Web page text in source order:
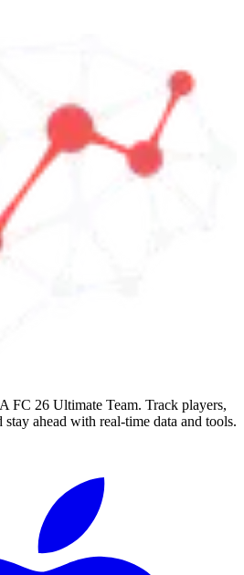
FC 26 Ultimate Team. Track players,
ahead with real-time data and tools.